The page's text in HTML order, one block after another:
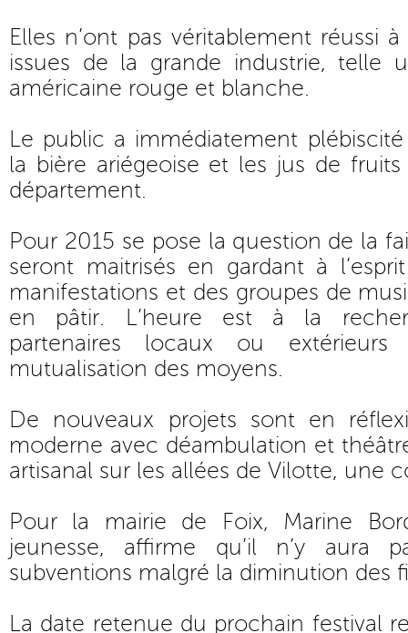
Elles n’ont pas véritablement réussi
issues de la grande industrie, telle
américaine rouge et blanche.
Le public a immédiatement
la bière ariégeoise et les jus de
département.
Pour 2015 se pose la question de la
seront maitrisés en gardant à
manifestations et des groupes de
en pâtir. L’heure est à la
partenaires locaux ou
mutualisation des moyens.
De nouveaux projets sont en
moderne avec déambulation et
artisanal sur les allées de Vilotte, une
Pour la mairie de Foix, Marine
jeunesse, affirme qu’il n’y aura
subventions malgré la diminution des
La date retenue du prochain festival